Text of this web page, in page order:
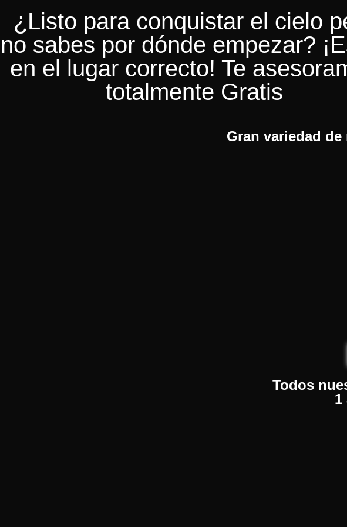
¿Listo para conquistar el cielo
no sabes por dónde empezar?
en el lugar correcto! Te
totalmente Gratis
Gran variedad
Todos
1